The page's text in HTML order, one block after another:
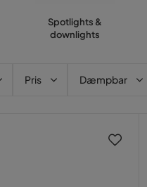
Spotlights &
downlights
Pris Dæmpbar